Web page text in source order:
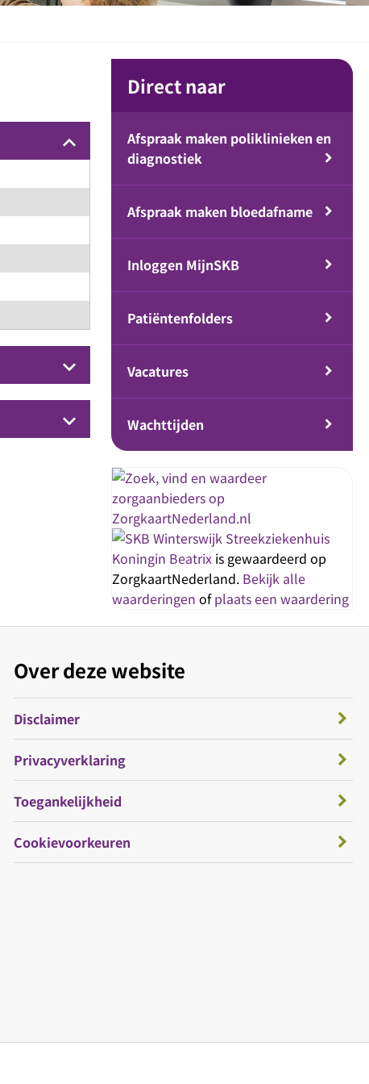
keyboard_arrow_up
keyboard_arrow_down
keyboard_arrow_down
Direct naar
Afspraak maken poliklinieken en
diagnostiek
Afspraak maken bloedafname
Inloggen MijnSKB
Patiëntenfolders
Vacatures
Wachttijden
Streekziekenhuis
Koningin Beatrix is gewaardeerd op
ZorgkaartNederland. Bekijk alle
waarderingen ofplaats een waardering
Over deze website
Disclaimer
Privacyverklaring
Toegankelijkheid
Cookievoorkeuren